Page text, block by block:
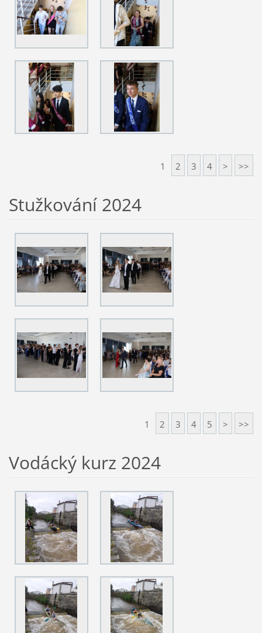
1 2 3 4 > >>
Stužkování 2024
1 2 3 4 5 > >>
Vodácký kurz 2024